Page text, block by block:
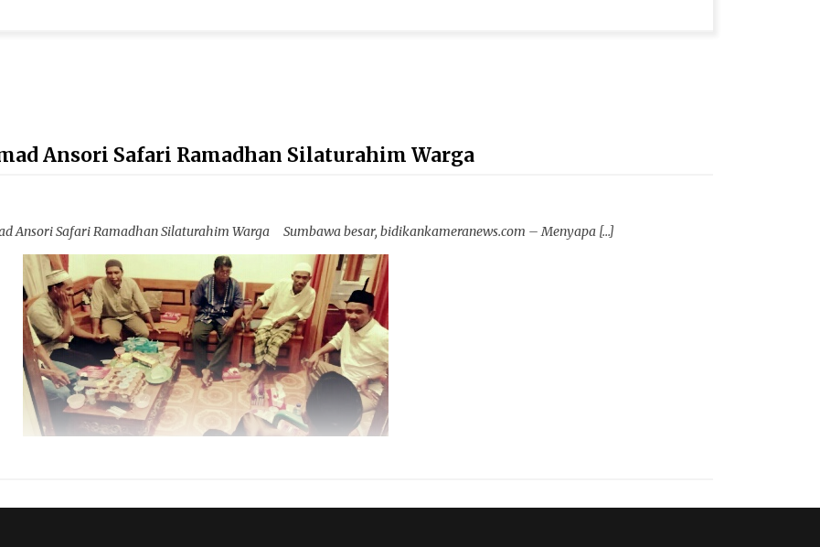
Ansori Safari Ramadhan Silaturahim Warga
Ansori Safari Ramadhan Silaturahim Warga Sumbawa besar, bidikankameranews.com – Menyapa […]